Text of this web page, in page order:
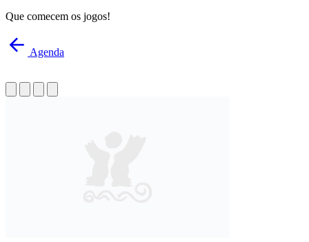
Que comecem os jogos!
Agenda